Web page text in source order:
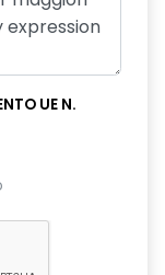
UE N.